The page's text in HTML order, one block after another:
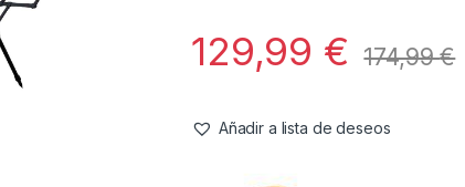
129,99 € 174,99€
Añadir a lista de deseos